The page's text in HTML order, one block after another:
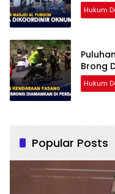
Hukum
Brong
Hukum
Popular Posts